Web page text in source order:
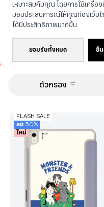
เหมาะสมกับคุณ โดยการใช้เครื่อ
มอบประสบการณ์ให้คุณท่องเว็บไ
ได้มีประสิทธิภาพมากขึ้น
ยอมรับทั้งหมด ยื
หน้าแรก สินค้าทั้งหมด
เคส iPad Air 4/5/6/7 11
ตัวกรอง
FLASH SALE
ลด 50%
ใหม่